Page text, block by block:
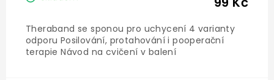
Theraband se sponou pro uchycení 4 varianty
odporu Posilování, protahování i pooperační
terapie Návod na cvičení v balení